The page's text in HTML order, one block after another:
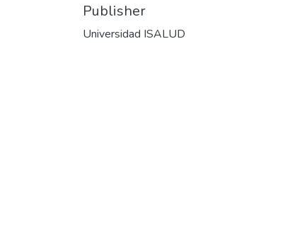
Publisher
Universidad ISALUD